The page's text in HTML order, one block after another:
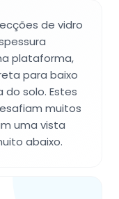
de vidro
plataforma,
para baixo
do solo. Estes
muitos
uma vista
abaixo.